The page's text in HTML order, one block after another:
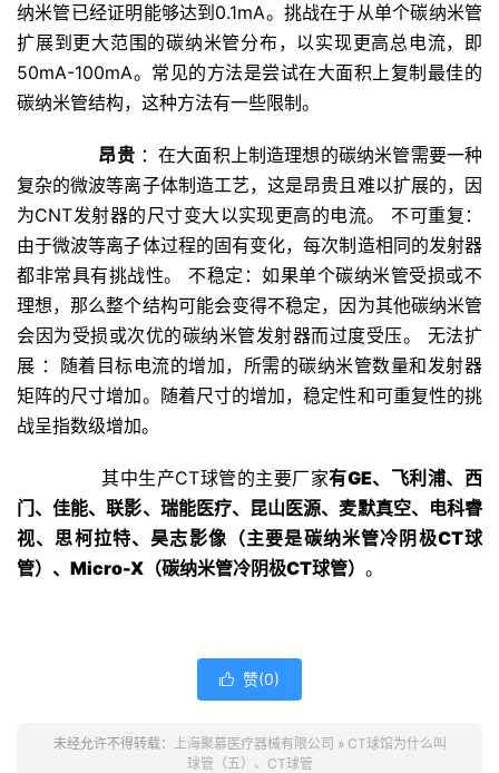
纳米管已经证明能够达到0.1mA。挑战在于从单个碳纳米管
扩展到更大范围的碳纳米管分布，以实现更高总电流，即
50mA-100mA。常见的方法是尝试在大面积上复制最佳的
碳纳米管结构，这种方法有一些限制。
昂贵：在大面积上制造理想的碳纳米管需要一种
复杂的微波等离子体制造工艺，这是昂贵且难以扩展的，因
为CNT发射器的尺寸变大以实现更高的电流。 不可重复：
由于微波等离子体过程的固有变化，每次制造相同的发射器
都非常具有挑战性。 不稳定：如果单个碳纳米管受损或不
理想，那么整个结构可能会变得不稳定，因为其他碳纳米管
会因为受损或次优的碳纳米管发射器而过度受压。 无法扩
展 ：随着目标电流的增加，所需的碳纳米管数量和发射器
矩阵的尺寸增加。随着尺寸的增加，稳定性和可重复性的挑
战呈指数级增加。
其中生产CT球管的主要厂家有GE、飞利浦、西
门、佳能、联影、瑞能医疗、昆山医源、麦默真空、电科睿
视、思柯拉特、昊志影像（主要是碳纳米管冷阴极CT球
管）、 Micro-X （碳纳米管冷阴极CT球管） 。
 赞(0)
未经允许不得转载： 上海聚慕医疗器械有限公司 » CT球馆为什么叫
球管（五）、CT球管